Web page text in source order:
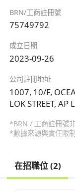
BRN/工商註冊號
75749792
成立日期
2023-09-26
公司註冊地址
1007, 10/F,
LOK STREET,
*BRN / 工商註冊號
*數據來源與責任限
在招職位 (2)